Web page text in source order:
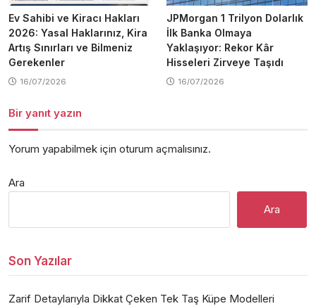
Ev Sahibi ve Kiracı Hakları
2026: Yasal Haklarınız, Kira
Artış Sınırları ve Bilmeniz
Gerekenler
16/07/2026
JPMorgan 1 Trilyon Dolarlık
İlk Banka Olmaya
Yaklaşıyor: Rekor Kâr
Hisseleri Zirveye Taşıdı
16/07/2026
Bir yanıt yazın
Yorum yapabilmek için oturum açmalısınız.
Ara
Ara
Son Yazılar
Zarif Detaylarıyla Dikkat Çeken Tek Taş Küpe Modelleri